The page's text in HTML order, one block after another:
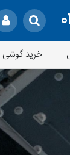
خرید گوشی